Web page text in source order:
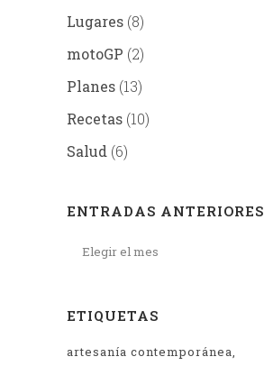
Lugares (8)
motoGP (2)
Planes (13)
Recetas (10)
Salud (6)
ENTRADAS ANTERIORES
ETIQUETAS
artesanía contemporánea